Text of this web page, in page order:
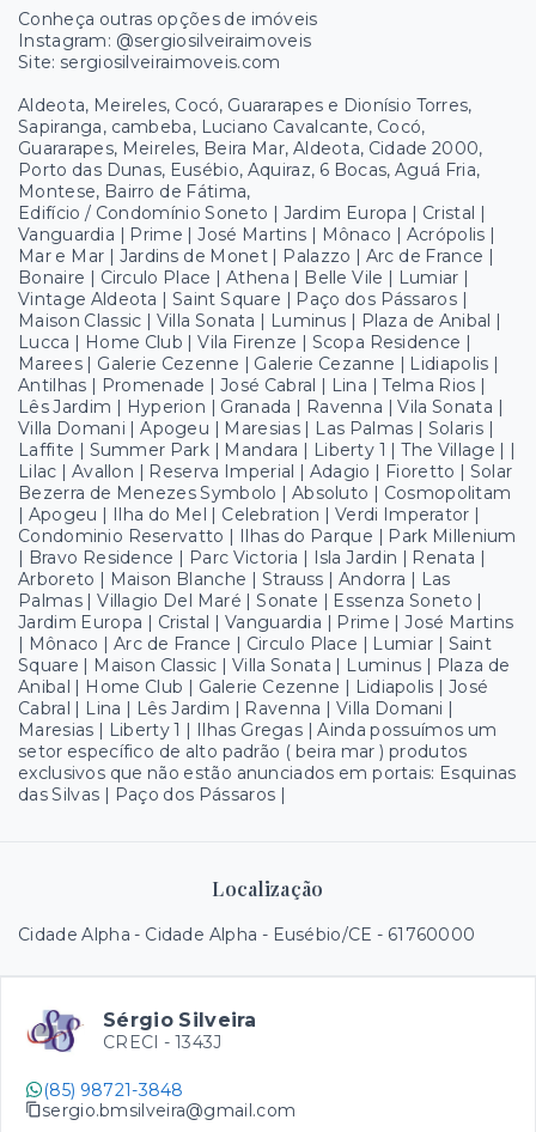
Conheça outras opções de imóveis
Instagram: @sergiosilveiraimoveis
Site: sergiosilveiraimoveis.com
Aldeota, Meireles, Cocó, Guararapes e Dionísio Torres,
Sapiranga, cambeba, Luciano Cavalcante, Cocó,
Guararapes, Meireles, Beira Mar, Aldeota, Cidade 2000,
Porto das Dunas, Eusébio, Aquiraz, 6 Bocas, Aguá Fria,
Montese, Bairro de Fátima,
Edifício / Condomínio Soneto | Jardim Europa | Cristal |
Vanguardia | Prime | José Martins | Mônaco | Acrópolis |
Mar e Mar | Jardins de Monet | Palazzo | Arc de France |
Bonaire | Circulo Place | Athena | Belle Vile | Lumiar |
Vintage Aldeota | Saint Square | Paço dos Pássaros |
Maison Classic | Villa Sonata | Luminus | Plaza de Anibal |
Lucca | Home Club | Vila Firenze | Scopa Residence |
Marees | Galerie Cezenne | Galerie Cezanne | Lidiapolis |
Antilhas | Promenade | José Cabral | Lina | Telma Rios |
Lês Jardim | Hyperion | Granada | Ravenna | Vila Sonata |
Villa Domani | Apogeu | Maresias | Las Palmas | Solaris |
Laffite | Summer Park | Mandara | Liberty 1 | The Village | |
Lilac | Avallon | Reserva Imperial | Adagio | Fioretto | Solar
Bezerra de Menezes Symbolo | Absoluto | Cosmopolitam
| Apogeu | Ilha do Mel | Celebration | Verdi Imperator |
Condominio Reservatto | Ilhas do Parque | Park Millenium
| Bravo Residence | Parc Victoria | Isla Jardin | Renata |
Arboreto | Maison Blanche | Strauss | Andorra | Las
Palmas | Villagio Del Maré | Sonate | Essenza Soneto |
Jardim Europa | Cristal | Vanguardia | Prime | José Martins
| Mônaco | Arc de France | Circulo Place | Lumiar | Saint
Square | Maison Classic | Villa Sonata | Luminus | Plaza de
Anibal | Home Club | Galerie Cezenne | Lidiapolis | José
Cabral | Lina | Lês Jardim | Ravenna | Villa Domani |
Maresias | Liberty 1 | Ilhas Gregas | Ainda possuímos um
setor específico de alto padrão ( beira mar ) produtos
exclusivos que não estão anunciados em portais: Esquinas
das Silvas | Paço dos Pássaros |
Localização
Cidade Alpha - Cidade Alpha - Eusébio/CE - 61760000
Sérgio Silveira
CRECI - 1343J
(85) 98721-3848
sergio.bmsilveira@gmail.com